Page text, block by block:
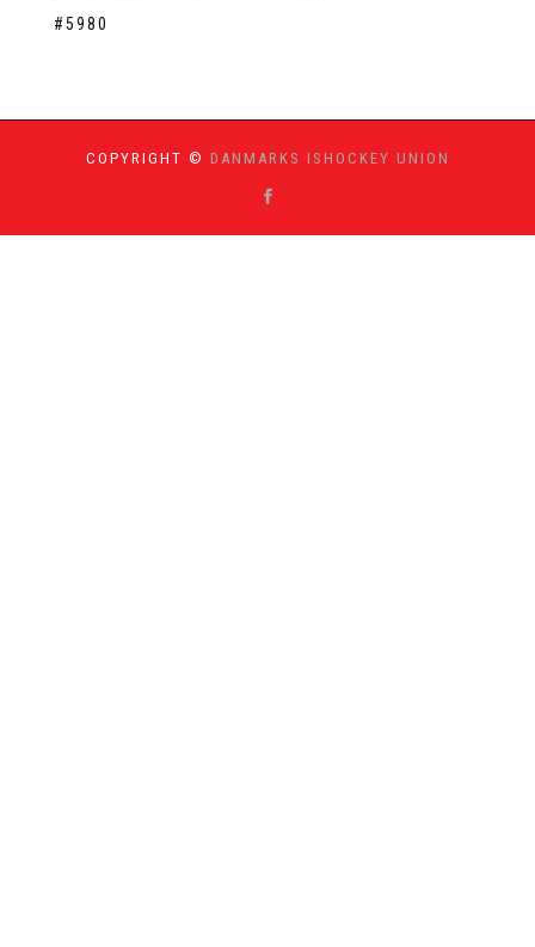
#5980
COPYRIGHT © DANMARKS ISHOCKEY UNION